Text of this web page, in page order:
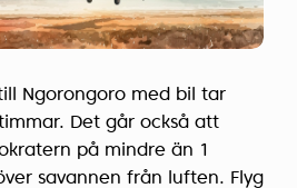
Ngorongoro med bil tar
Det går också att
på mindre än 1
savannen från luften. Flyg